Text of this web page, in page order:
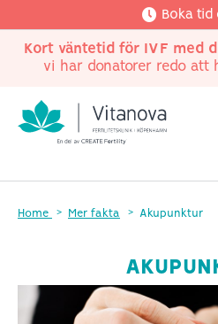
Boka tid
Kort väntetid för IVF med
vi har donatorer redo att
Home Mer fakta Akupunktur